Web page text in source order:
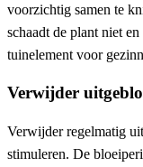
voorzichtig samen te
schaadt de plant niet
tuinelement voor
Verwijder
Verwijder regelmatig
stimuleren. De